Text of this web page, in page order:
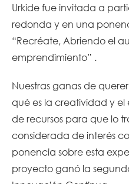
Urkide fue invitada a
redonda y en una
“Recréate, Abriendo el
emprendimiento” .
Nuestras ganas de
qué es la creatividad y
de recursos para que lo
considerada de interés
ponencia sobre esta
proyecto ganó la